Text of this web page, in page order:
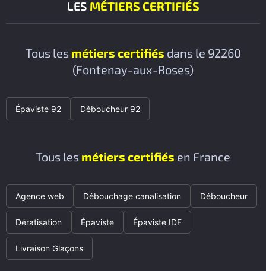
LES MÉTIERS CERTIFIÉS
Tous les métiers certifiés dans le 92260
(Fontenay-aux-Roses)
Épaviste 92 Déboucheur 92
Tous les métiers certifiés en France
Agence web Débouchage canalisation Déboucheur
Dératisation Épaviste Épaviste IDF
Livraison Glaçons